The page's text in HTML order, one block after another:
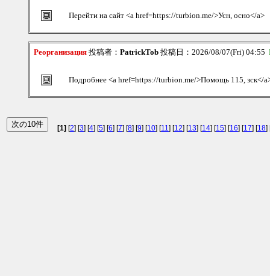
Перейти на сайт <a href=https://turbion.me/>Усн, осно</a>
Реорганизация 投稿者： PatrickTob 投稿日：2026/08/07(Fri) 04:55
Подробнее <a href=https://turbion.me/>Помощь 115, зск</
[1] [2] [3] [4] [5] [6] [7] [8] [9] [10] [11] [12] [13] [14] [15] [16] [17] [18]